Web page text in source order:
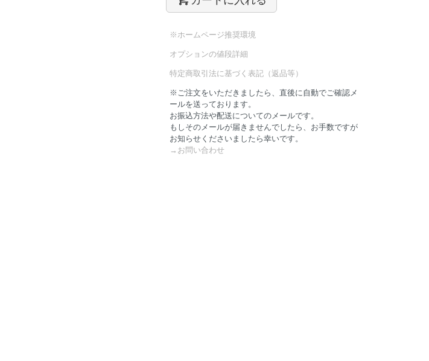
※ホームページ推奨環境
オプションの値段詳細
特定商取引法に基づく表記（返品等）
※ご注文をいただきましたら、直後に自動でご確認メ
ールを送っております。
お振込方法や配送についてのメールです。
もしそのメールが届きませんでしたら、お手数ですが
お知らせくださいましたら幸いです。
→お問い合わせ